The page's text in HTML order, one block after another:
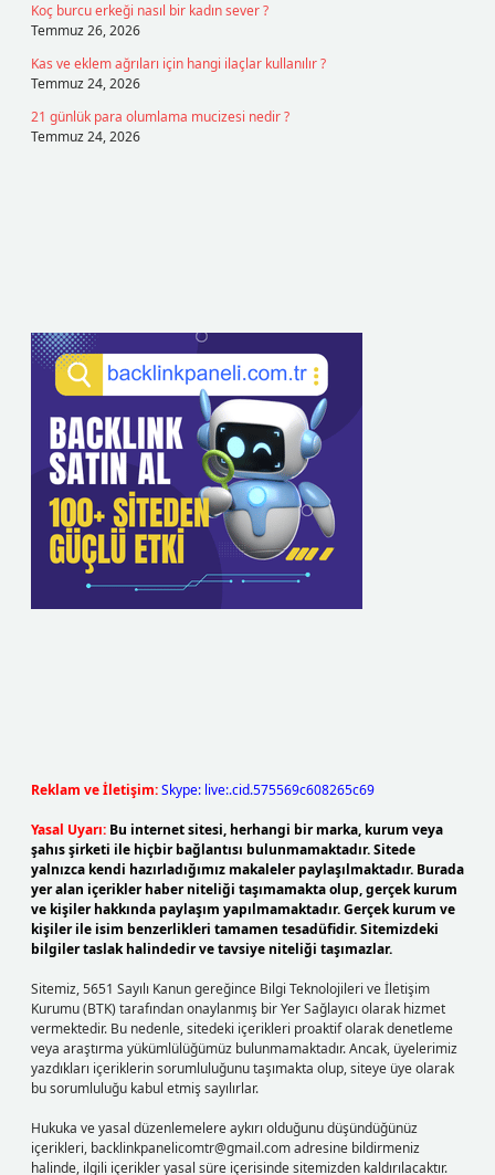
Koç burcu erkeği nasıl bir kadın sever ?
Temmuz 26, 2026
Kas ve eklem ağrıları için hangi ilaçlar kullanılır ?
Temmuz 24, 2026
21 günlük para olumlama mucizesi nedir ?
Temmuz 24, 2026
Reklam ve İletişim:Skype: live:.cid.575569c608265c69
Yasal Uyarı: Bu internet sitesi, herhangi bir marka, kurum veya
şahıs şirketi ile hiçbir bağlantısı bulunmamaktadır. Sitede
yalnızca kendi hazırladığımız makaleler paylaşılmaktadır. Burada
yer alan içerikler haber niteliği taşımamakta olup, gerçek kurum
ve kişiler hakkında paylaşım yapılmamaktadır. Gerçek kurum ve
kişiler ile isim benzerlikleri tamamen tesadüfidir. Sitemizdeki
bilgiler taslak halindedir ve tavsiye niteliği taşımazlar.
Sitemiz, 5651 Sayılı Kanun gereğince Bilgi Teknolojileri ve İletişim
Kurumu (BTK) tarafından onaylanmış bir Yer Sağlayıcı olarak hizmet
vermektedir. Bu nedenle, sitedeki içerikleri proaktif olarak denetleme
veya araştırma yükümlülüğümüz bulunmamaktadır. Ancak, üyelerimiz
yazdıkları içeriklerin sorumluluğunu taşımakta olup, siteye üye olarak
bu sorumluluğu kabul etmiş sayılırlar.
Hukuka ve yasal düzenlemelere aykırı olduğunu düşündüğünüz
içerikleri, backlinkpanelicomtr@gmail.comadresine bildirmeniz
halinde, ilgili içerikler yasal süre içerisinde sitemizden kaldırılacaktır.